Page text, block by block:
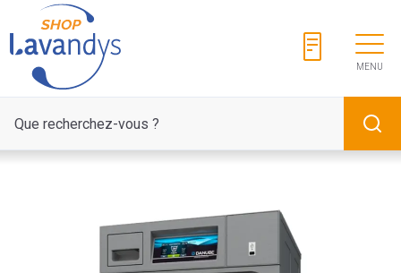
MENU
Panneau de gestion des cookies